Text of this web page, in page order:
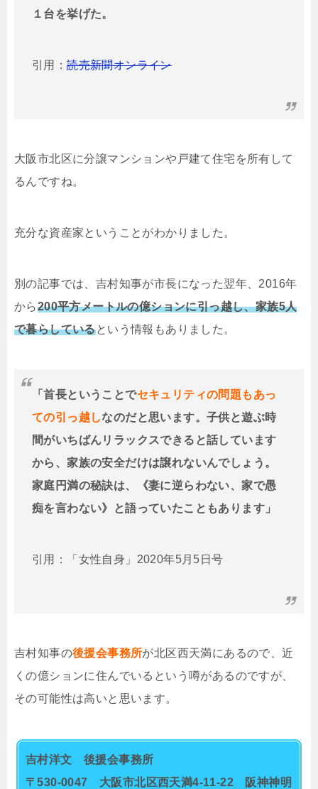
１台を挙げた。
引用：読売新聞オンライン
大阪市北区に分譲マンションや戸建て住宅を所有して
るんですね。
充分な資産家ということがわかりました。
別の記事では、吉村知事が市長になった翌年、2016年
から200平方メートルの億ションに引っ越し、家族5人
で暮らしているという情報もありました。
「首長ということでセキュリティの問題もあっ
ての引っ越しなのだと思います。子供と遊ぶ時
間がいちばんリラックスできると話しています
から、家族の安全だけは譲れないんでしょう。
家庭円満の秘訣は、《妻に逆らわない、家で愚
痴を言わない》と語っていたこともあります」
引用： 「女性自身」2020年5月5日号
吉村知事の後援会事務所が北区西天満にあるので、近
くの億ションに住んでいるという噂があるのですが、
その可能性は高いと思います。
吉村洋文 後援会事務所
〒530-0047 大阪市北区西天満4-11-22 阪神神明